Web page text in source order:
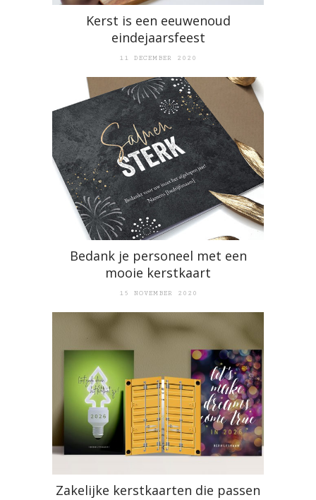
Kerst is een eeuwenoud
eindejaarsfeest
11 DECEMBER 2020
Bedank je personeel met een
mooie kerstkaart
15 NOVEMBER 2020
Zakelijke kerstkaarten die passen